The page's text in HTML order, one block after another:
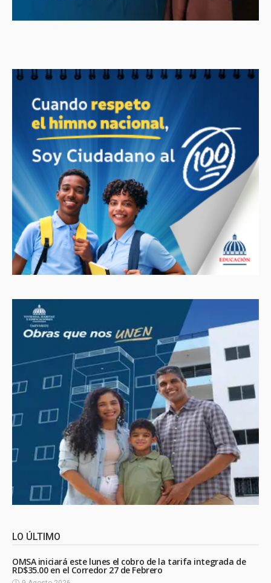
LO ÚLTIMO
OMSA iniciará este lunes el cobro de la tarifa integrada de
RD$35.00 en el Corredor 27 de Febrero